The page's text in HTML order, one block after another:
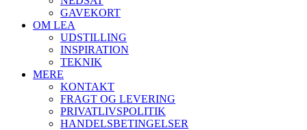
GAVEKORT
OM LEA
UDSTILLING
INSPIRATION
TEKNIK
MERE
KONTAKT
FRAGT OG LEVERING
PRIVATLIVSPOLITIK
HANDELSBETINGELSER